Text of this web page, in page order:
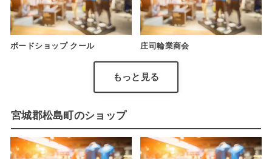
ボードショップ クール 庄司輪業商会
もっと見る
宮城郡松島町のショップ